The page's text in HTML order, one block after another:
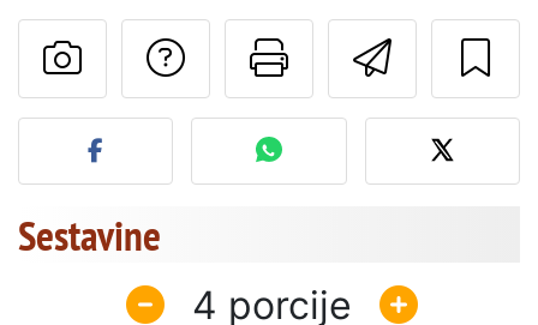
Pošlji
Natisni to
Postavite
Objavite svojo fotografijo
Sestavine
4